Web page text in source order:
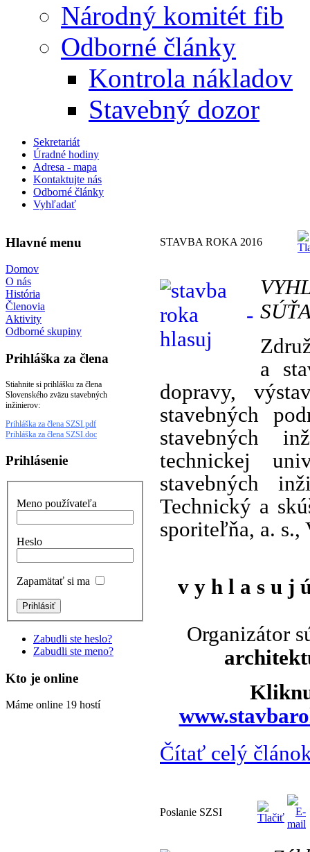
Národný komitét fib
Odborné články
Kontrola nákladov
Stavebný dozor
Sekretariát
Úradné hodiny
Adresa - mapa
Kontaktujte nás
Odborné články
Vyhľadať
STAVBA ROKA 2016
a
dopravy,
stavebných
stavebných
technickej
stavebných
Technický a
sporiteľňa, a. s.,
v y h l a s u j
Organizátor
Čítať celý
Poslanie SZSI
Hlavné menu
Domov
O nás
História
Členovia
Aktivity
Odborné skupiny
Prihláška za člena
Stiahnite si prihlášku za člena
Slovenského zväzu stavebných
inžinierov:
Prihláška za člena SZSI.pdf
Prihláška za člena SZSI.doc
Prihlásenie
Meno používateľa
Heslo
Zapamätať si ma
Zabudli ste heslo?
Zabudli ste meno?
Kto je online
Máme online 19 hostí